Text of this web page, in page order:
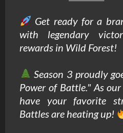
Get ready for a
with legendary
rewards in Wild Forest!
Season 3 proudly
Power of Battle." As
have your favorite
Battles are heating up!